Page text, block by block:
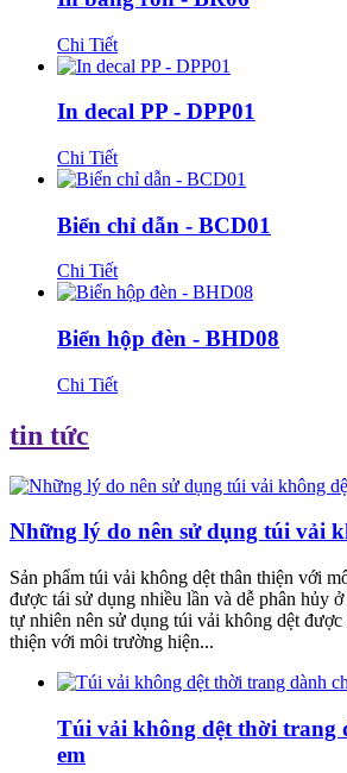
Chi Tiết
In decal PP - DPP01
Chi Tiết
Biển chỉ dẫn - BCD01
Chi Tiết
Biển hộp đèn - BHD08
Chi Tiết
tin tức
Những lý do nên sử dụng túi vải
Sản phẩm túi vải không dệt thân thiện với
được tái sử dụng nhiều lần và dễ phân hủy
tự nhiên nên sử dụng túi vải không dệt được
thiện với môi trường hiện...
Túi vải không dệt thời trang
em